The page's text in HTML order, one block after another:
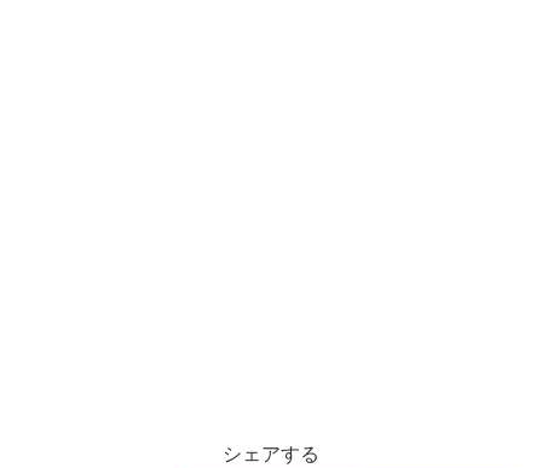
シェアする